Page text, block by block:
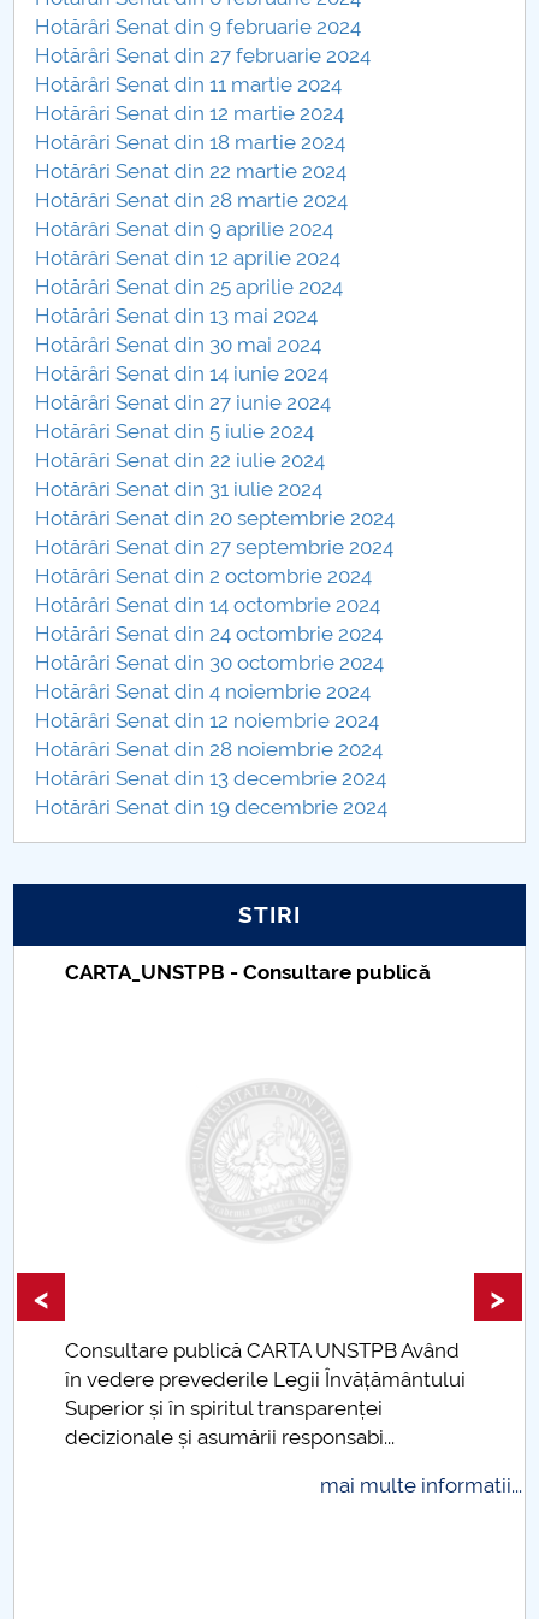
Nr. de telefon si adrese Facultăți
Admitere
Români de pretutindeni - ADMITERE
Senat
Facultăți
Studenți
Ghiduri pentru STUDENȚI
Relații Publice
Relații Internaționale
PNRR
Proiect PRIM STUD
Proiect SU-ETIC
Protecția datelor personale
UNIVERSITATE pentru comunitate
IOSUD/CSUD-Doctorate
Comisie de etica unversitară
Raportul Conducerii Centrului Universitar Pitești
privind implementarea Planului Operațional 2020-
Centrul de Consiliere și Orientare în Carieră
Chestionar angajabilitate ALUMNI – UPB
CAR2026
Hotărâri Senat din 9 februarie 2024
Hotărâri Senat din 27 februarie 2024
Hotărâri Senat din 11 martie 2024
Hotărâri Senat din 12 martie 2024
Hotărâri Senat din 18 martie 2024
Hotărâri Senat din 22 martie 2024
Hotărâri Senat din 28 martie 2024
Hotărâri Senat din 9 aprilie 2024
Hotărâri Senat din 12 aprilie 2024
Hotărâri Senat din 25 aprilie 2024
Hotărâri Senat din 13 mai 2024
Hotărâri Senat din 30 mai 2024
Hotărâri Senat din 14 iunie 2024
Hotărâri Senat din 27 iunie 2024
Hotărâri Senat din 5 iulie 2024
Hotărâri Senat din 22 iulie 2024
Hotărâri Senat din 31 iulie 2024
Hotărâri Senat din 20 septembrie 2024
Hotărâri Senat din 27 septembrie 2024
Hotărâri Senat din 2 octombrie 2024
Hotărâri Senat din 14 octombrie 2024
Hotărâri Senat din 24 octombrie 2024
Hotărâri Senat din 30 octombrie 2024
Hotărâri Senat din 4 noiembrie 2024
Hotărâri Senat din 12 noiembrie 2024
Hotărâri Senat din 28 noiembrie 2024
Hotărâri Senat din 13 decembrie 2024
Hotărâri Senat din 19 decembrie 2024
STIRI
CARTA_UNSTPB - Consultare publică
Consultare publică CARTA UNSTPB Având
în vedere prevederile Legii Învățământului
Superior și în spiritul transparenței
decizionale și asumării responsabi...
mai multe informatii...
< >